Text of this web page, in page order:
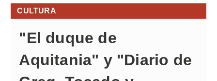
CULTURA
"El duque de
Aquitania" y "Diario de